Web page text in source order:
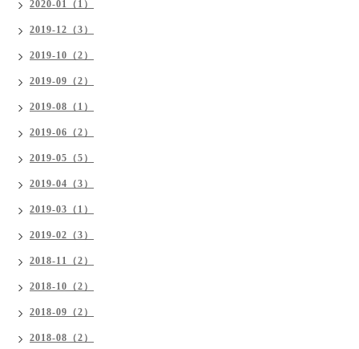
2020-01（1）
2019-12（3）
2019-10（2）
2019-09（2）
2019-08（1）
2019-06（2）
2019-05（5）
2019-04（3）
2019-03（1）
2019-02（3）
2018-11（2）
2018-10（2）
2018-09（2）
2018-08（2）